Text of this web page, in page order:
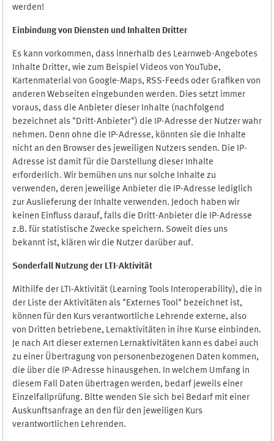
werden!
Einbindung von Diensten und Inhalten Dritter
Es kann vorkommen, dass innerhalb des Learnweb-Angebotes
Inhalte Dritter, wie zum Beispiel Videos von YouTube,
Kartenmaterial von Google-Maps, RSS-Feeds oder Grafiken von
anderen Webseiten eingebunden werden. Dies setzt immer
voraus, dass die Anbieter dieser Inhalte (nachfolgend
bezeichnet als "Dritt-Anbieter") die IP-Adresse der Nutzer wahr
nehmen. Denn ohne die IP-Adresse, könnten sie die Inhalte
nicht an den Browser des jeweiligen Nutzers senden. Die IP-
Adresse ist damit für die Darstellung dieser Inhalte
erforderlich. Wir bemühen uns nur solche Inhalte zu
verwenden, deren jeweilige Anbieter die IP-Adresse lediglich
zur Auslieferung der Inhalte verwenden. Jedoch haben wir
keinen Einfluss darauf, falls die Dritt-Anbieter die IP-Adresse
z.B. für statistische Zwecke speichern. Soweit dies uns
bekannt ist, klären wir die Nutzer darüber auf.
Sonderfall Nutzung der LTI-Aktivität
Mithilfe der LTI-Aktivität (Learning Tools Interoperability), die in
der Liste der Aktivitäten als "Externes Tool" bezeichnet ist,
können für den Kurs verantwortliche Lehrende externe, also
von Dritten betriebene, Lernaktivitäten in ihre Kurse einbinden.
Je nach Art dieser externen Lernaktivitäten kann es dabei auch
zu einer Übertragung von personenbezogenen Daten kommen,
die über die IP-Adresse hinausgehen. In welchem Umfang in
diesem Fall Daten übertragen werden, bedarf jeweils einer
Einzelfallprüfung. Bitte wenden Sie sich bei Bedarf mit einer
Auskunftsanfrage an den für den jeweiligen Kurs
verantwortlichen Lehrenden.